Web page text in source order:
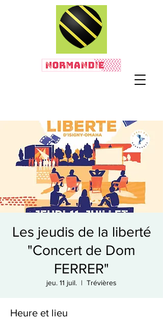
Les jeudis de la liberté
"Concert de Dom
FERRER"
jeu. 11 juil.
  |
Trévières
Heure et lieu